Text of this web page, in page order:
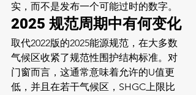
实，而不是发布一个可能过时的数字。
2025 规范周期中有何变化
取代2022版的2025能源规范，在大多数
气候区收紧了规范性围护结构标准。对
门窗而言，这通常意味着允许的U值更
低，并且在若干气候区，SHGC上限比